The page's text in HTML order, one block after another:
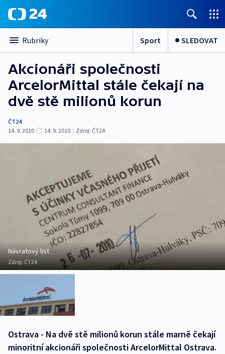
Rubriky Sport SLEDOVAT
Akcionáři společnosti
ArcelorMittal stále čekají na
dvě stě milionů korun
ČT24
14. 9. 2010
14. 9. 2010 | Zdroj: ČT24
Návratový list
Zdroj: ČT24
Ostrava - Na dvě stě milionů korun stále marně čekají
minoritní akcionáři společnosti ArcelorMittal Ostrava.